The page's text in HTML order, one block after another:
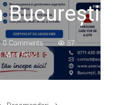
București
0 Comments
57
Mins Read